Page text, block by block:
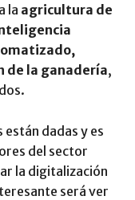
la agricultura de
de la ganadería,
están dadas y es
del sector
la digitalización
será ver